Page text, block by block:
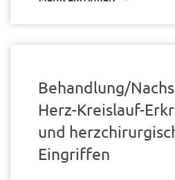
Behandlung/
Herz-Kreislauf-
und
Eingriffen